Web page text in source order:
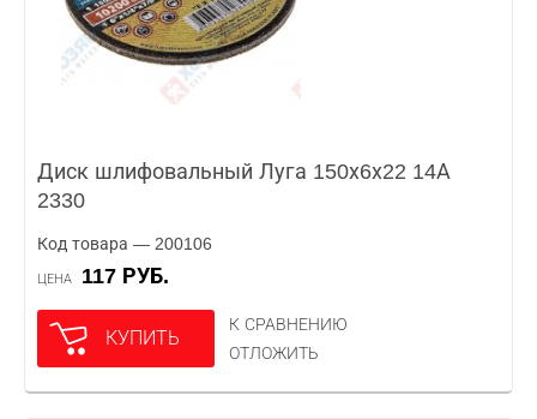
Диск шлифовальный Луга 150х6х22 14А
2330
Код товара — 200106
ЦЕНА 117 РУБ.
КУПИТЬ
К СРАВНЕНИЮ
ОТЛОЖИТЬ